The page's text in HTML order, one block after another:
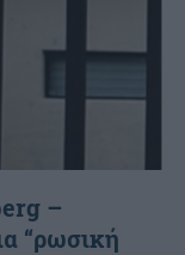
–
“ρωσική